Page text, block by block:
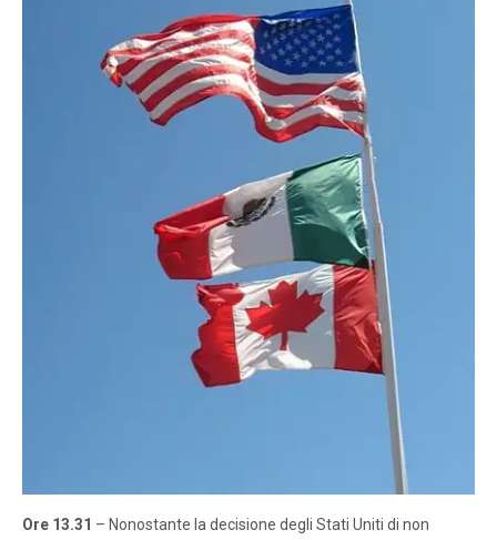
Ore 13.31 – Nonostante la decisione degli Stati Uniti di non